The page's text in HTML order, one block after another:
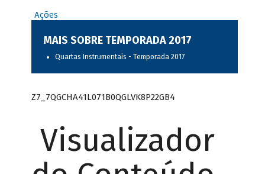
Ações
MAIS SOBRE TEMPORADA 2017
Quartas Instrumentais - Temporada 2017
Z7_7QGCHA41L071B0QGLVK8P22GB4
Visualizador